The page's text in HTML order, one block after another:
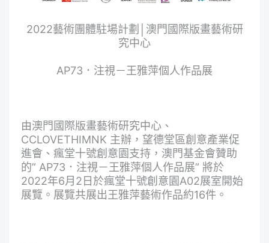
2022藝術團體駐場計劃│澳門國際版畫藝術研
究中心
AP73．注視－王雅萍個人作品展
由澳門國際版畫藝術研究中心、
CCLOVETHIMNK 主辦，望德堂區創意產業促
進會、瘋堂十號創意園支持，澳門基金會贊助
的” AP73．注視－王雅萍個人作品展” 將於
2022年6月2日於瘋堂十號創意園A02展室開始
展覽。展覽共展出王雅萍藝術作品約16件。